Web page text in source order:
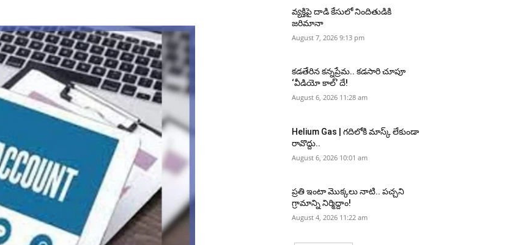
వ్యక్తిపై దాడి కేసులో నిందితుడికి
జరిమానా
August 7, 2026 9:13 pm
కడతేరిన కన్నప్రేమ.. కడసారి చూపూ
‘వీడియో కాల్’ దే!
August 6, 2026 11:28 am
Helium Gas | గదిలోకి మాస్క్ లేకుండా
రావొద్దు..
August 6, 2026 10:01 am
ప్రతి ఇంటా మొక్కలు నాటి.. పచ్చని
గ్రామాన్ని నిర్మిద్దాం!
August 4, 2026 11:22 am